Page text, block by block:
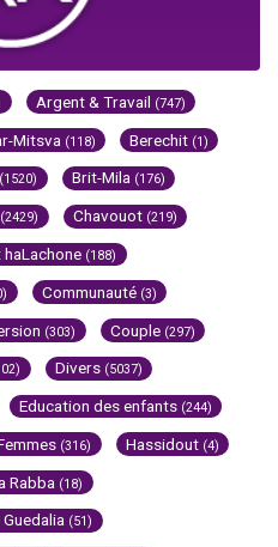
Argent & Travail (747)
Mitsva (118) Berechit (1)
(1520) Brit-Mila (176)
(2429) Chavouot (219)
haLachone (188)
Communauté (3)
(303) Couple (297)
Divers (5037)
Education des enfants (244)
(316) Hassidout (4)
Rabba (18)
(51)